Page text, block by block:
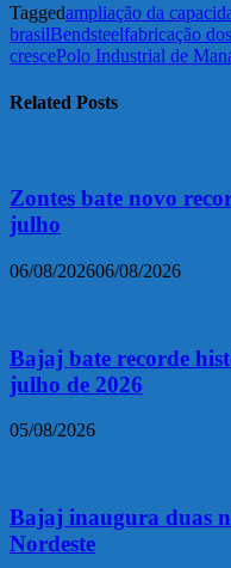
Taggedampliação da
brasilBendsteelfabricação
crescePolo Industrial de
Related Posts
Zontes bate novo
julho
06/08/202606/08/2026
Bajaj bate recorde
julho de 2026
05/08/2026
Bajaj inaugura duas
Nordeste